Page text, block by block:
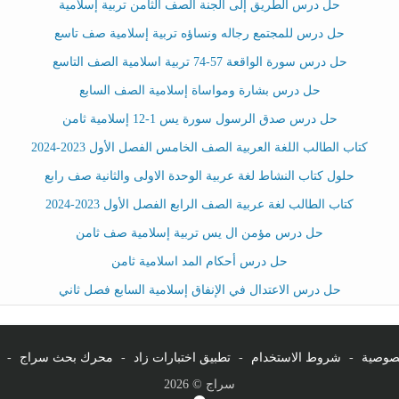
حل درس الطريق إلى الجنة الصف الثامن تربية إسلامية
حل درس للمجتمع رجاله ونساؤه تربية إسلامية صف تاسع
حل درس سورة الواقعة 57-74 تربية اسلامية الصف التاسع
حل درس بشارة ومواساة إسلامية الصف السابع
حل درس صدق الرسول سورة يس 1-12 إسلامية ثامن
كتاب الطالب اللغة العربية الصف الخامس الفصل الأول 2023-2024
حلول كتاب النشاط لغة عربية الوحدة الاولى والثانية صف رابع
كتاب الطالب لغة عربية الصف الرابع الفصل الأول 2023-2024
حل درس مؤمن ال يس تربية إسلامية صف ثامن
حل درس أحكام المد اسلامية ثامن
حل درس الاعتدال في الإنفاق إسلامية السابع فصل ثاني
- شروط الاستخدام - تطبيق اختبارات زاد - محرك بحث سراج -
سراج © 2026